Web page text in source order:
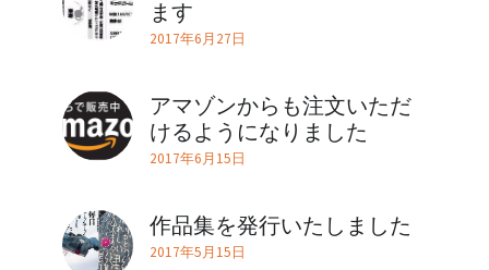
ます
2017年6月27日
アマゾンからも注文いただ
けるようになりました
2017年6月15日
作品集を発行いたしました
2017年5月15日